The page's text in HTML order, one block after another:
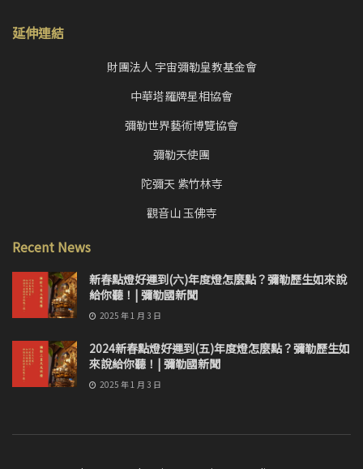
延伸連結
財團法人 宇宙彌勒皇教基金會
中華塔羅牌星相協會
彌勒世界藝術博覽協會
彌勒天使團
陀彌天 紫竹林寺
觀音山 玉佛寺
Recent News
新春點燈好運到(六)年度燈怎麼點？彌勒歷生如來說
給你聽！| 彌勒國新聞
2025 年 1 月 3 日
2024新春點燈好運到(五)年度燈怎麼點？彌勒歷生如
來說給你聽！| 彌勒國新聞
2025 年 1 月 3 日